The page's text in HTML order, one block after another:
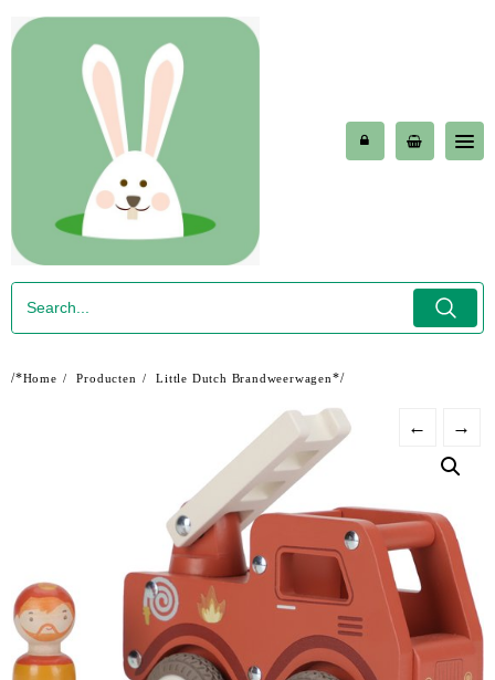
/*Home Producten Little Dutch Brandweerwagen*/
← →